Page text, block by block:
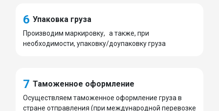
6 Упаковка груза
Производим маркировку, а также, при
необходимости, упаковку/доупаковку груза
7 Таможенное оформление
Осуществляем таможенное оформление груза в
стране отправления (при международной перевозке